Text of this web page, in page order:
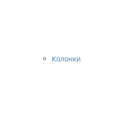
Колонки